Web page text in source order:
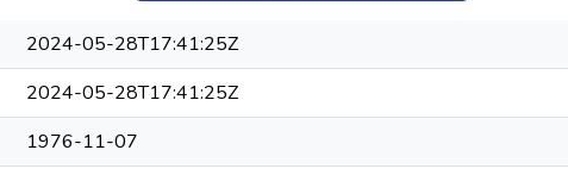
2024-05-28T17:41:25Z
2024-05-28T17:41:25Z
1976-11-07